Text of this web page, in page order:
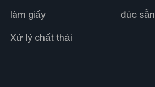
làm giấy
đúc sẵn
Xử lý chất thải